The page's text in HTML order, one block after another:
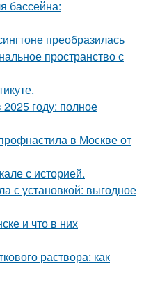
бассейна:
преобразилась
пространство с
году: полное
в Москве от
с историей.
с установкой: выгодное
и что в них
раствора: как